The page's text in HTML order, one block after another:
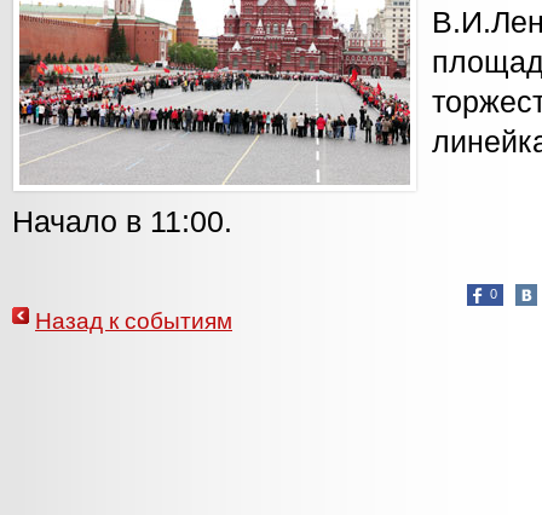
Начало в 11:00.
0
Назад к событиям